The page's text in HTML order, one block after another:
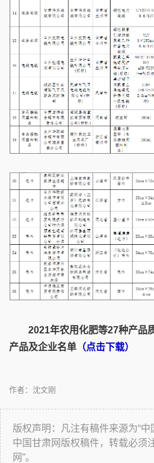
2021年农用化肥等27种产品
产品及企业名单 （点击下载）
作者：沈文刚
版权声明：凡注有稿件来源为“中
中国甘肃网版权稿件，转载必须
网”。